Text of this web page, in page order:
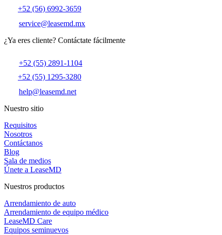
+52 (56) 6992-3659
service@leasemd.mx
¿Ya eres cliente? Contáctate fácilmente
+52 (55) 2891-1104
+52 (55) 1295-3280
help@leasemd.net
Nuestro sitio
Requisitos
Nosotros
Contáctanos
Blog
Sala de medios
Únete a LeaseMD
Nuestros productos
Arrendamiento de auto
Arrendamiento de equipo médico
LeaseMD Care
Equipos seminuevos